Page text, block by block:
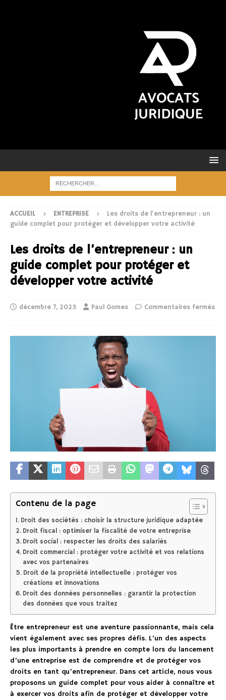
ACCUEIL ENTREPRISE
Les droits de l’entrepreneur : un
guide complet pour protéger et développer votre activité
Les droits de l’entrepreneur : un
guide complet pour protéger et
développer votre activité
décembre 7, 2023 Paul Gomes Commentaires fermés
Contenu de la page
Droit des sociétés : choisir la structure juridique adaptée
Droit fiscal : optimiser la fiscalité de votre entreprise
Droit social : respecter les droits des salariés
Droit commercial : protéger votre activité et vos relations
avec vos partenaires
Droit de la propriété intellectuelle : protéger vos
créations et innovations
Droit des données personnelles : garantir la protection
des données que vous traitez
Être entrepreneur est une aventure passionnante, mais cela
vient également avec ses propres défis. L’un des aspects
les plus importants à prendre en compte lors du lancement
d’une entreprise est de comprendre et de protéger vos
droits en tant qu’entrepreneur. Dans cet article, nous vous
proposons un guide complet pour vous aider à connaître et
à exercer vos droits afin de protéger et développer votre